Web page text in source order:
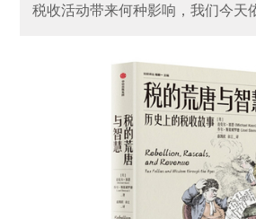
税收活动带来何种影响，我们今天